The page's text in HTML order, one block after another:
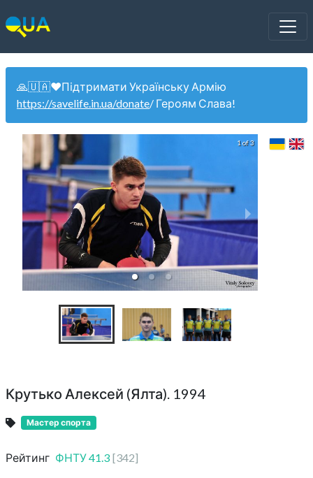
🙏🇺🇦❤️Підтримати Українську Армію
https://savelife.in.ua/donate/ Героям Слава!
1 of 3
Крутько Алексей (Ялта). 1994
Мастер спорта
Рейтинг ФНТУ41.3 [342]